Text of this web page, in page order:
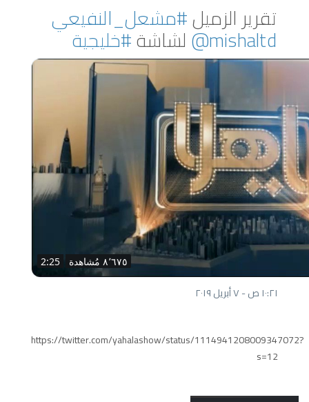
تقرير الزميل #مشعل_النفيعي
@mishaltd لشاشة #خليجية
2:25 ٨٬٦٧٥ مُشاهدة
١٠:٢١ ص - ٧ أبريل ٢٠١٩
https://twitter.com/yahalashow/status/1114941208009347072?
s=12